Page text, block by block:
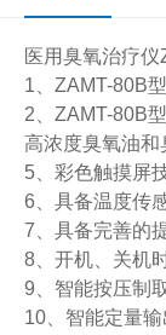
医用臭氧治疗仪
1、ZAMT-80B
2、ZAMT-80B
高浓度臭氧油和
5、彩色触摸屏
6、具备温度传
7、具备完善的
8、开机、关机
9、智能按压制
10、智能定量